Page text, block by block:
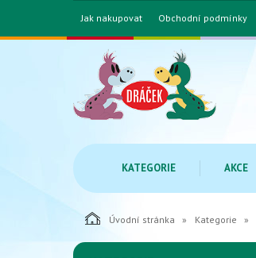
Jak nakupovat Obchodní podmínky
KATEGORIE AKCE
Úvodní stránka Kategorie